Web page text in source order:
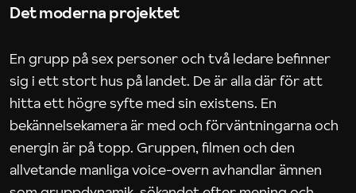
Det moderna projektet
En grupp på sex personer och två ledare befinner
sig i ett stort hus på landet. De är alla där för att
hitta ett högre syfte med sin existens. En
bekännelsekamera är med och förväntningarna och
energin är på topp. Gruppen, filmen och den
allvetande manliga voice-overn avhandlar ämnen